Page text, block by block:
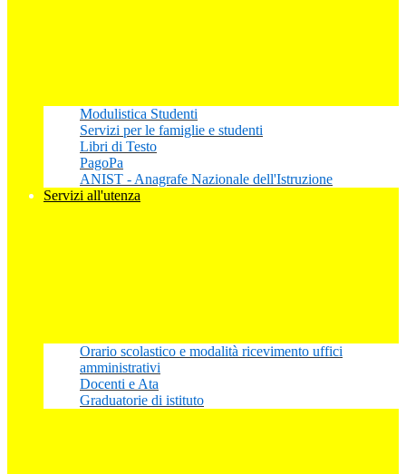
Modulistica Studenti
Servizi per le famiglie e studenti
Libri di Testo
PagoPa
ANIST - Anagrafe Nazionale dell'Istruzione
Servizi all'utenza
Orario scolastico e modalità ricevimento uffici
amministrativi
Docenti e Ata
Graduatorie di istituto